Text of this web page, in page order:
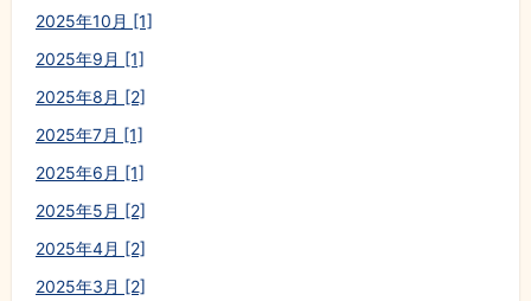
2025年10月 [1]
2025年9月 [1]
2025年8月 [2]
2025年7月 [1]
2025年6月 [1]
2025年5月 [2]
2025年4月 [2]
2025年3月 [2]